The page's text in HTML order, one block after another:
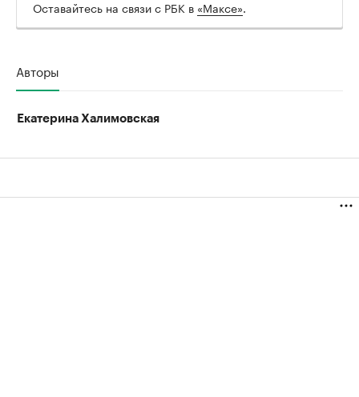
Оставайтесь на связи с РБК в «Максе».
Авторы
Екатерина Халимовская